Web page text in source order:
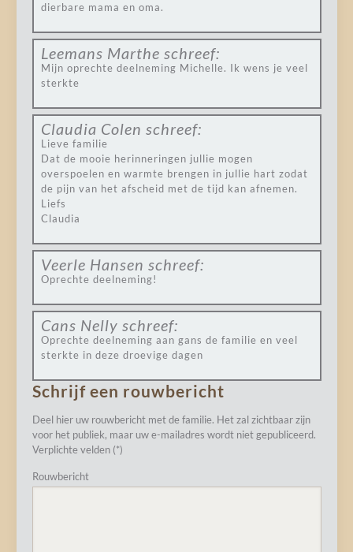
dierbare mama en oma.
Leemans Marthe schreef:
Mijn oprechte deelneming Michelle. Ik wens je veel
sterkte
Claudia Colen schreef:
Lieve familie
Dat de mooie herinneringen jullie mogen
overspoelen en warmte brengen in jullie hart zodat
de pijn van het afscheid met de tijd kan afnemen.
Liefs
Claudia
Veerle Hansen schreef:
Oprechte deelneming!
Cans Nelly schreef:
Oprechte deelneming aan gans de familie en veel
sterkte in deze droevige dagen
Schrijf een rouwbericht
Deel hier uw rouwbericht met de familie. Het zal zichtbaar zijn
voor het publiek, maar uw e-mailadres wordt niet gepubliceerd.
Verplichte velden (*)
Rouwbericht